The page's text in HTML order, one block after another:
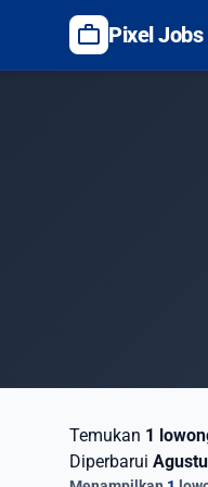
work Pixel Jobs
Temukan 1
Diperbarui